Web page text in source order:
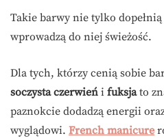
Takie barwy nie tylko
wprowadzą do niej świeżość.
Dla tych, którzy cenią sobie
soczysta czerwień i fuksjato
paznokcie dodadzą energii
wyglądowi. French manicure